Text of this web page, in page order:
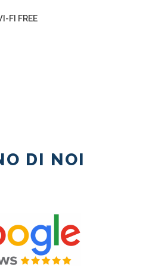
FI FREE
DI NOI